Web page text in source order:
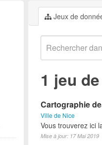
Jeux de
1 jeu
Cartographie
Ville de Nice
Vous trouverez ici
Mise à jour: 17 Mai 2019